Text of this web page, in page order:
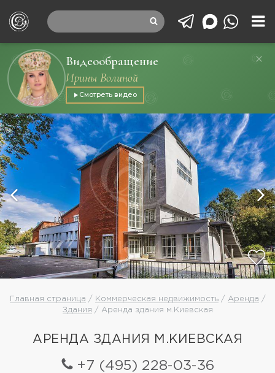
Видеообращение
Ирины Волиной
Смотреть видео
Главная страница / Коммерческая недвижимость/ Аренда /
Здания / Аренда здания м.Киевская
АРЕНДА ЗДАНИЯ М.КИЕВСКАЯ
+7 (495) 228-03-36